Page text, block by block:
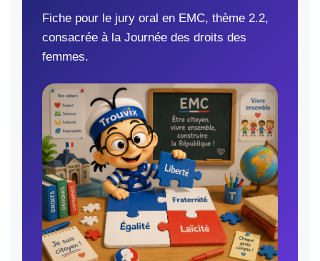
Fiche pour le jury oral en EMC, thème 2.2,
consacrée à la Journée des droits des
femmes.